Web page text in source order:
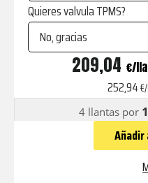
Quieres valvula TPMS?
MIRROR
cantidad
209,04 €
252,94
4 llantas por